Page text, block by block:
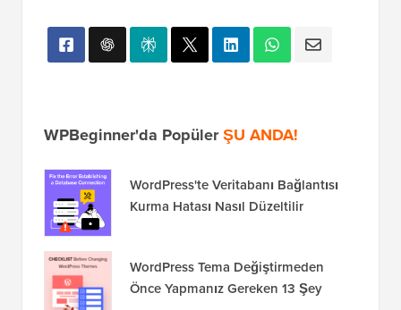
WPBeginner'da PopülerŞU ANDA!
WordPress'te Veritabanı Bağlantısı
Kurma Hatası Nasıl Düzeltilir
WordPress Tema Değiştirmeden
Önce Yapmanız Gereken 13 Şey